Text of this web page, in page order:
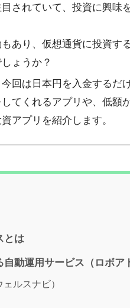
されていて、投資に興味
あり、仮想通貨に投資す
ょうか？
回は日本円を入金するだ
てくれるアプリや、低額
アプリを紹介します。
とは
動運用サービス（ロボア
ルスナビ）